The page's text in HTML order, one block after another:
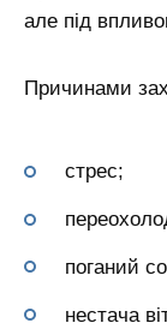
але під
Причинами
стрес;
поганий
нестача